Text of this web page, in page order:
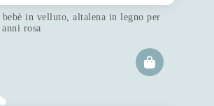
in velluto, altalena in legno per
rosa